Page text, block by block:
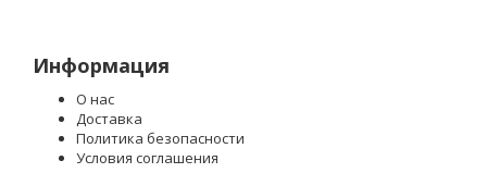
Информация
О нас
Доставка
Политика безопасности
Условия соглашения